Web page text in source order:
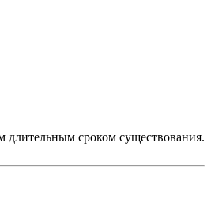
длительным сроком существования.